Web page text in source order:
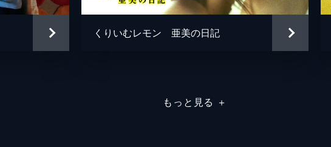
くりいむレモン 亜美の日記
もっと見る ＋